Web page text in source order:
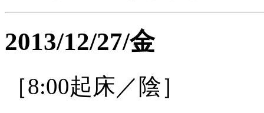
2013/12/27/金
［8:00起床／陰］